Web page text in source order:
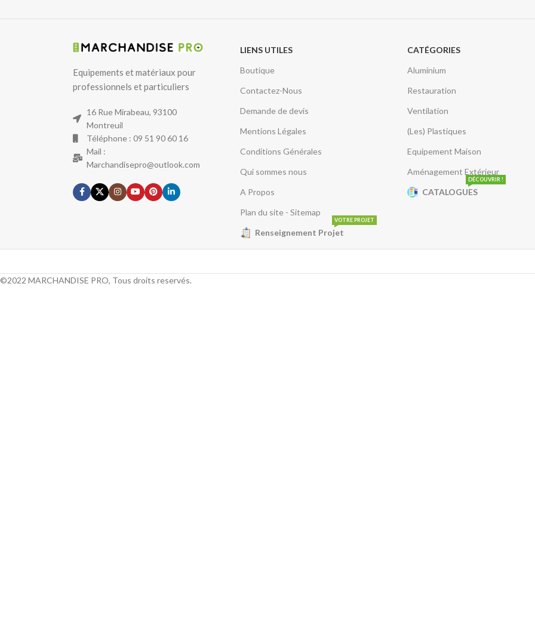
Equipements et matériaux pour
professionnels et particuliers
16 Rue Mirabeau, 93100
Montreuil
Téléphone : 09 51 90 60 16
Mail :
Marchandisepro@outlook.com
LIENS UTILES
Boutique
Contactez-Nous
Demande de devis
Mentions Légales
Conditions Générales
Qui sommes nous
A Propos
Plan du site - Sitemap
Renseignement Projet
VOTRE PROJET
CATÉGORIES
Aluminium
Restauration
Ventilation
(Les) Plastiques
Equipement Maison
Aménagement Extérieur
CATALOGUES
DÉCOUVRIR !
©2022 MARCHANDISE PRO, Tous droits reservés.